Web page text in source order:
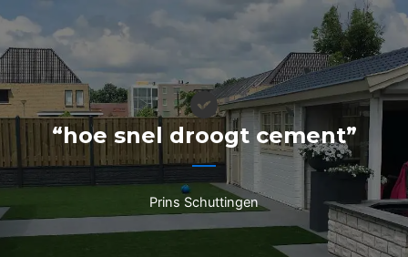
naar
de
inhoud
“hoe snel droogt cement”
Prins Schuttingen